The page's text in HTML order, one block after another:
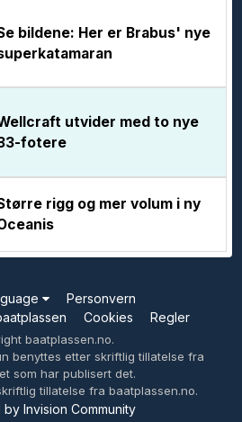
bildene: Her er Brabus' nye
utvider med to nye
fotere
rigg og mer volum i ny
Personvern
Cookies Regler
baatplassen.no.
benyttes etter skriftlig tillatelse fra
som har publisert det.
tillatelse fra baatplassen.no.
Invision Community